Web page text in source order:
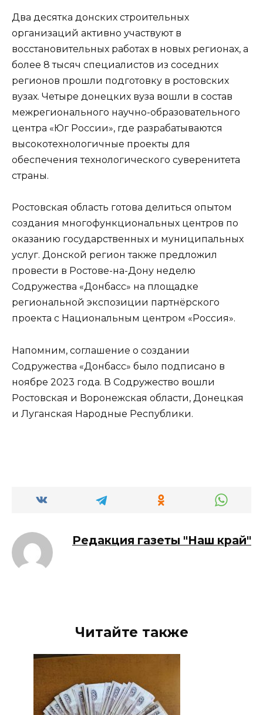
Два десятка донских строительных
организаций активно участвуют в
восстановительных работах в новых регионах, а
более 8 тысяч специалистов из соседних
регионов прошли подготовку в ростовских
вузах. Четыре донецких вуза вошли в состав
межрегионального научно-образовательного
центра «Юг России», где разрабатываются
высокотехнологичные проекты для
обеспечения технологического суверенитета
страны.
Ростовская область готова делиться опытом
создания многофункциональных центров по
оказанию государственных и муниципальных
услуг. Донской регион также предложил
провести в Ростове-на-Дону неделю
Содружества «Донбасс» на площадке
региональной экспозиции партнёрского
проекта с Национальным центром «Россия».
Напомним, соглашение о создании
Содружества «Донбасс» было подписано в
ноябре 2023 года. В Содружество вошли
Ростовская и Воронежская области, Донецкая
и Луганская Народные Республики.
Редакция газеты "Наш край"
Читайте также